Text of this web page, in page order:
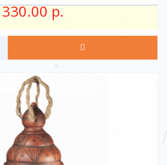
330.00 р.